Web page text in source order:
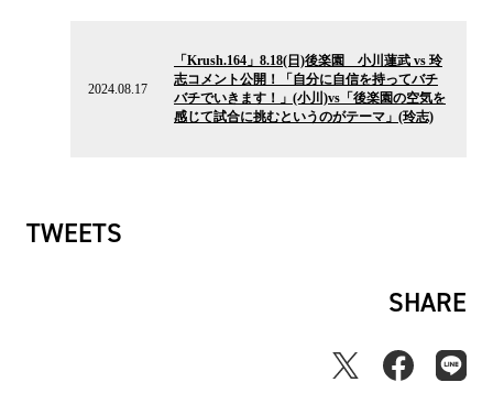
2024.08.17
「Krush.164」8.18(日)後楽園 小川蓮武 vs 玲
志コメント公開！「自分に自信を持ってバチ
バチでいきます！」(小川)vs「後楽園の空気を
感じて試合に挑むというのがテーマ」(玲志)
TWEETS
SHARE